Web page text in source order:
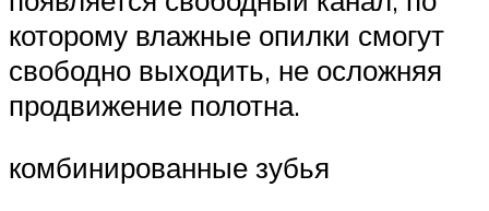
которому влажные опилки смогут
свободно выходить, не осложняя
продвижение полотна.
комбинированные зубья